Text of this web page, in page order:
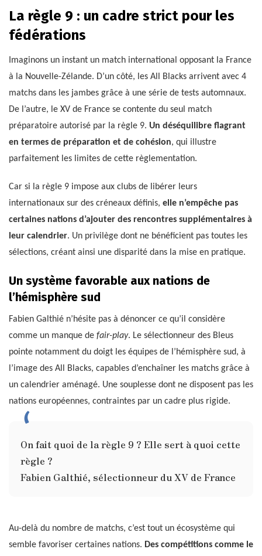
La règle 9 : un cadre strict pour les
fédérations
Imaginons un instant un match international opposant la France
à la Nouvelle-Zélande. D’un côté, les All Blacks arrivent avec 4
matchs dans les jambes grâce à une série de tests automnaux.
De l’autre, le XV de France se contente du seul match
préparatoire autorisé par la règle 9. Un déséquilibre flagrant
en termes de préparation et de cohésion, qui illustre
parfaitement les limites de cette règlementation.
Car si la règle 9 impose aux clubs de libérer leurs
internationaux sur des créneaux définis, elle n’empêche pas
certaines nations d’ajouter des rencontres supplémentaires à
leur calendrier. Un privilège dont ne bénéficient pas toutes les
sélections, créant ainsi une disparité dans la mise en pratique.
Un système favorable aux nations de
l’hémisphère sud
Fabien Galthié n’hésite pas à dénoncer ce qu’il considère
comme un manque de fair-play. Le sélectionneur des Bleus
pointe notamment du doigt les équipes de l’hémisphère sud, à
l’image des All Blacks, capables d’enchaîner les matchs grâce à
un calendrier aménagé. Une souplesse dont ne disposent pas les
nations européennes, contraintes par un cadre plus rigide.
On fait quoi de la règle 9 ? Elle sert à quoi cette
règle ?
Fabien Galthié, sélectionneur du XV de France
Au-delà du nombre de matchs, c’est tout un écosystème qui
semble favoriser certaines nations. Des compétitions comme le